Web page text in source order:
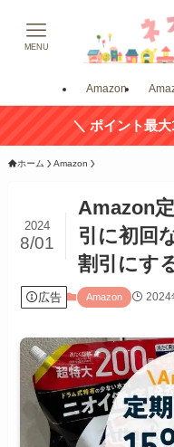
MENU
Amazon
＼ ポイント最
ホーム Amazon
Amazon
引に初回
割引にす
2024
8/01
広告 Amazon 2024